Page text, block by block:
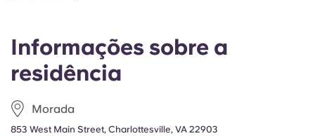
Informações sobre a
residência
Morada
853 West Main Street, Charlottesville, VA 22903